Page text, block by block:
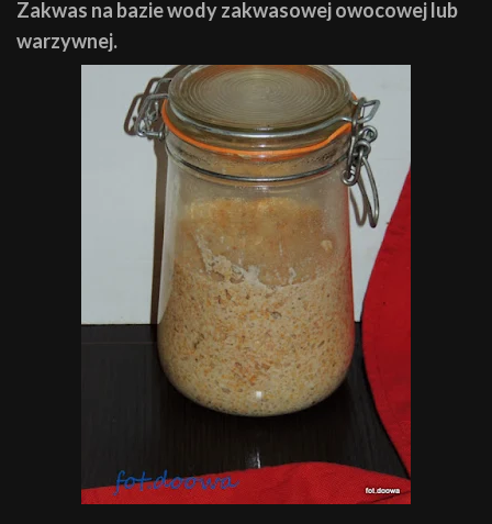
Zakwas na bazie wody zakwasowej owocowej lub
warzywnej.